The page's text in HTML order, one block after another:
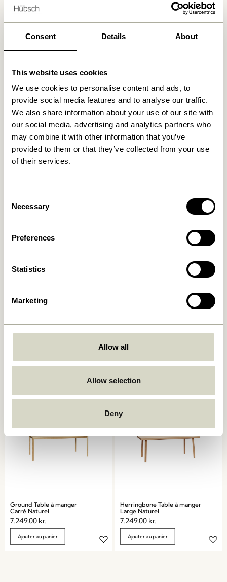
Consent Details About
This website uses cookies
We use cookies to personalise content and ads, to
provide social media features and to analyse our traffic.
We also share information about your use of our site with
our social media, advertising and analytics partners who
may combine it with other information that you’ve
provided to them or that they’ve collected from your use
of their services.
Selection
Necessary
Preferences
Statistics
Marketing
Allow all
Allow selection
Deny
Produits similaires
4.999,00kr.
6.599,00kr.
Naturel
Ajouter au panier
Ground Table à manger
Carré Naturel
7.249,00 kr.
Ajouter au panier
Herringbone Table à manger
Large Naturel
7.249,00 kr.
Ajouter au panier